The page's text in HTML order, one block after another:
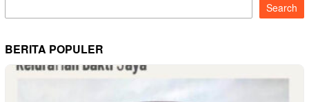
Search
BERITA POPULER